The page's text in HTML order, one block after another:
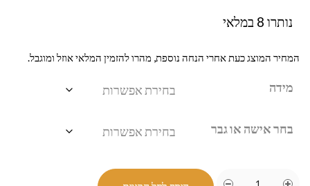
נותרו 8 במלאי
המחיר המוצג כעת אחרי הנחה נוספת, מהרו להזמין המלאי אוזל ומוגבל.
מידה
בחר אישה או גבר